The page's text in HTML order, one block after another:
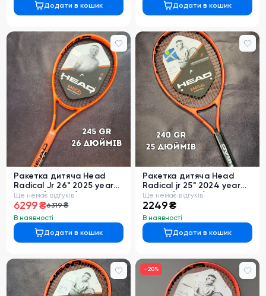
Додати в кошик
Додати в кошик
0
Ракетка дитяча Head
Radical Jr 26" 2025 year
245 gr (231045)
Ще немає відгуків
6299 ₴6319 ₴
В наявності
Додати в кошик
Ракетка дитяча Head
Radical jr 25" 2024 year
240 gr (231415)
Ще немає відгуків
2249 ₴
В наявності
Додати в кошик
-20%